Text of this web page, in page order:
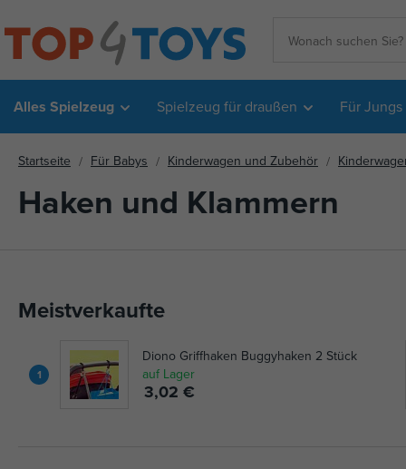
Alles Spielzeug Spielzeug für draußen Für Jungs
Startseite Für Babys Kinderwagen und Zubehör
Haken und Klammern
Meistverkaufte
1
Diono Griffhaken Buggyhaken 2 Stück
auf Lager
3,02 €